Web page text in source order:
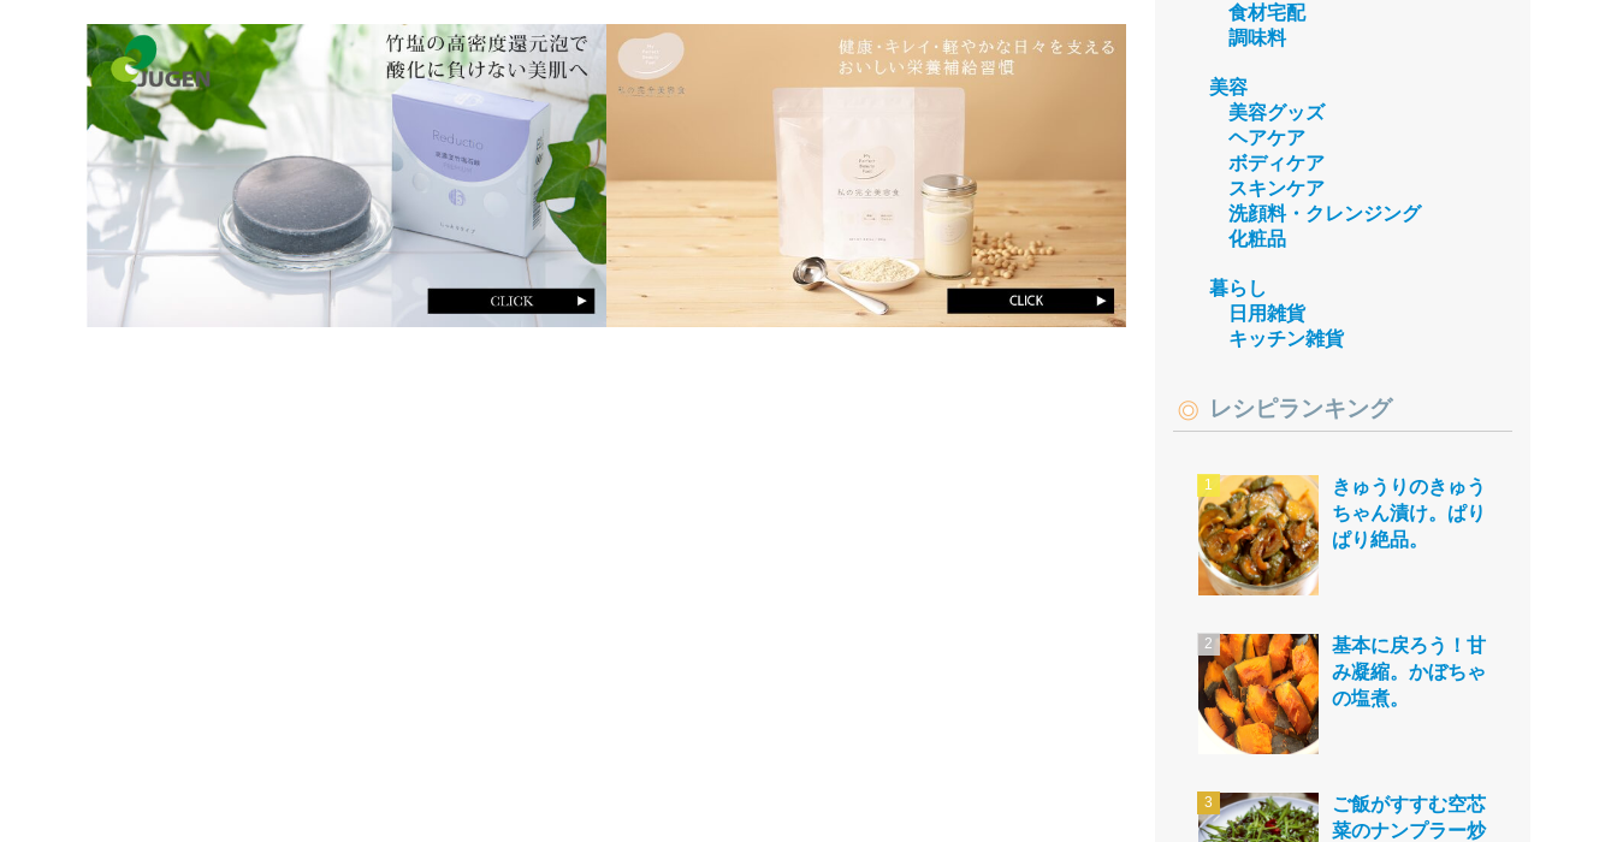
食材宅配
調味料
美容
美容グッズ
ヘアケア
ボディケア
スキンケア
洗顔料・クレンジング
化粧品
暮らし
日用雑貨
キッチン雑貨
レシピランキング
きゅうりのきゅう
ちゃん漬け。ぱり
ぱり絶品。
基本に戻ろう！甘
み凝縮。かぼちゃ
の塩煮。
ご飯がすすむ空芯
菜のナンプラー炒